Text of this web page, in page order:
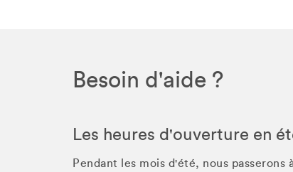
Besoin d'aide ?
Les heures d'ouverture en
Pendant les mois d'été, nous passerons